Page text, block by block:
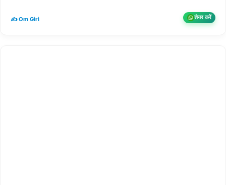
✍️ Om Giri शेयर करें